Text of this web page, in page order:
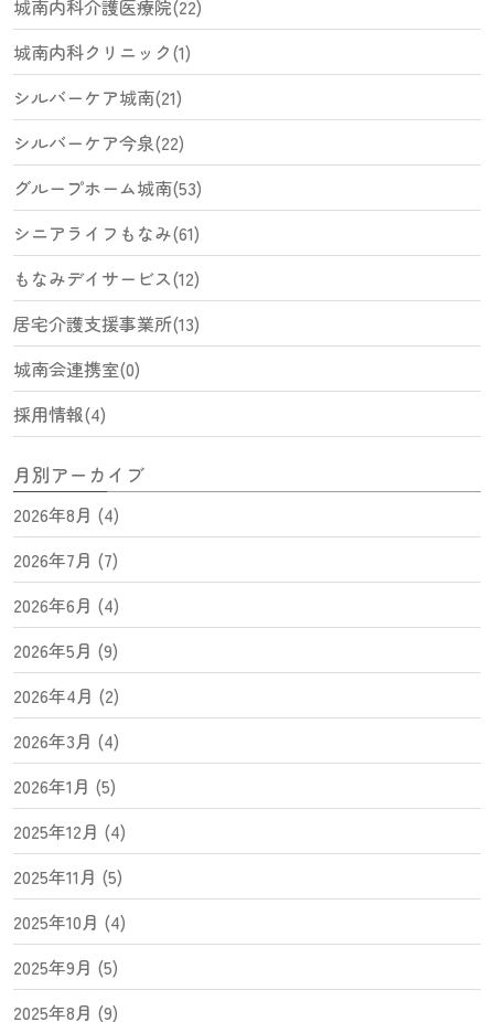
城南内科介護医療院(22)
城南内科クリニック(1)
シルバーケア城南(21)
シルバーケア今泉(22)
グループホーム城南(53)
シニアライフもなみ(61)
もなみデイサービス(12)
居宅介護支援事業所(13)
城南会連携室(0)
採用情報(4)
月別アーカイブ
2026年8月 (4)
2026年7月 (7)
2026年6月 (4)
2026年5月 (9)
2026年4月 (2)
2026年3月 (4)
2026年1月 (5)
2025年12月 (4)
2025年11月 (5)
2025年10月 (4)
2025年9月 (5)
2025年8月 (9)